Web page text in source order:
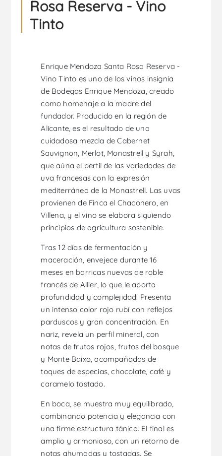
Rosa Reserva - Vino
Tinto
Enrique Mendoza Santa Rosa Reserva -
Vino Tinto es uno de los vinos insignia
de Bodegas Enrique Mendoza, creado
como homenaje a la madre del
fundador. Producido en la región de
Alicante, es el resultado de una
cuidadosa mezcla de Cabernet
Sauvignon, Merlot, Monastrell y Syrah,
que aúna el perfil de las variedades de
uva francesas con la expresión
mediterránea de la Monastrell. Las uvas
provienen de Finca el Chaconero, en
Villena, y el vino se elabora siguiendo
principios de agricultura sostenible.
Tras 12 días de fermentación y
maceración, envejece durante 16
meses en barricas nuevas de roble
francés de Allier, lo que le aporta
profundidad y complejidad. Presenta
un intenso color rojo rubí con reflejos
parduscos y gran concentración. En
nariz, revela un perfil mineral, con
notas de frutos rojos, frutos del bosque
y Monte Baixo, acompañadas de
toques de especias, chocolate, café y
caramelo tostado.
En boca, se muestra muy equilibrado,
combinando potencia y elegancia con
una firme estructura tánica. El final es
amplio y armonioso, con un retorno de
notas ahumadas y tostadas. Se